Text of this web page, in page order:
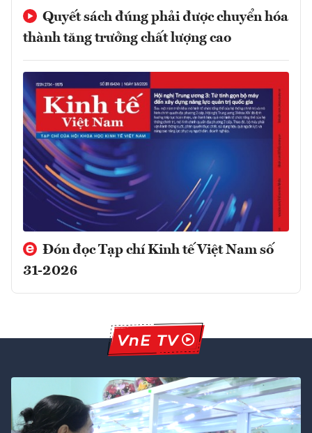
Quyết sách đúng phải được chuyển hóa
thành tăng trưởng chất lượng cao
Đón đọc Tạp chí Kinh tế Việt Nam số
31-2026